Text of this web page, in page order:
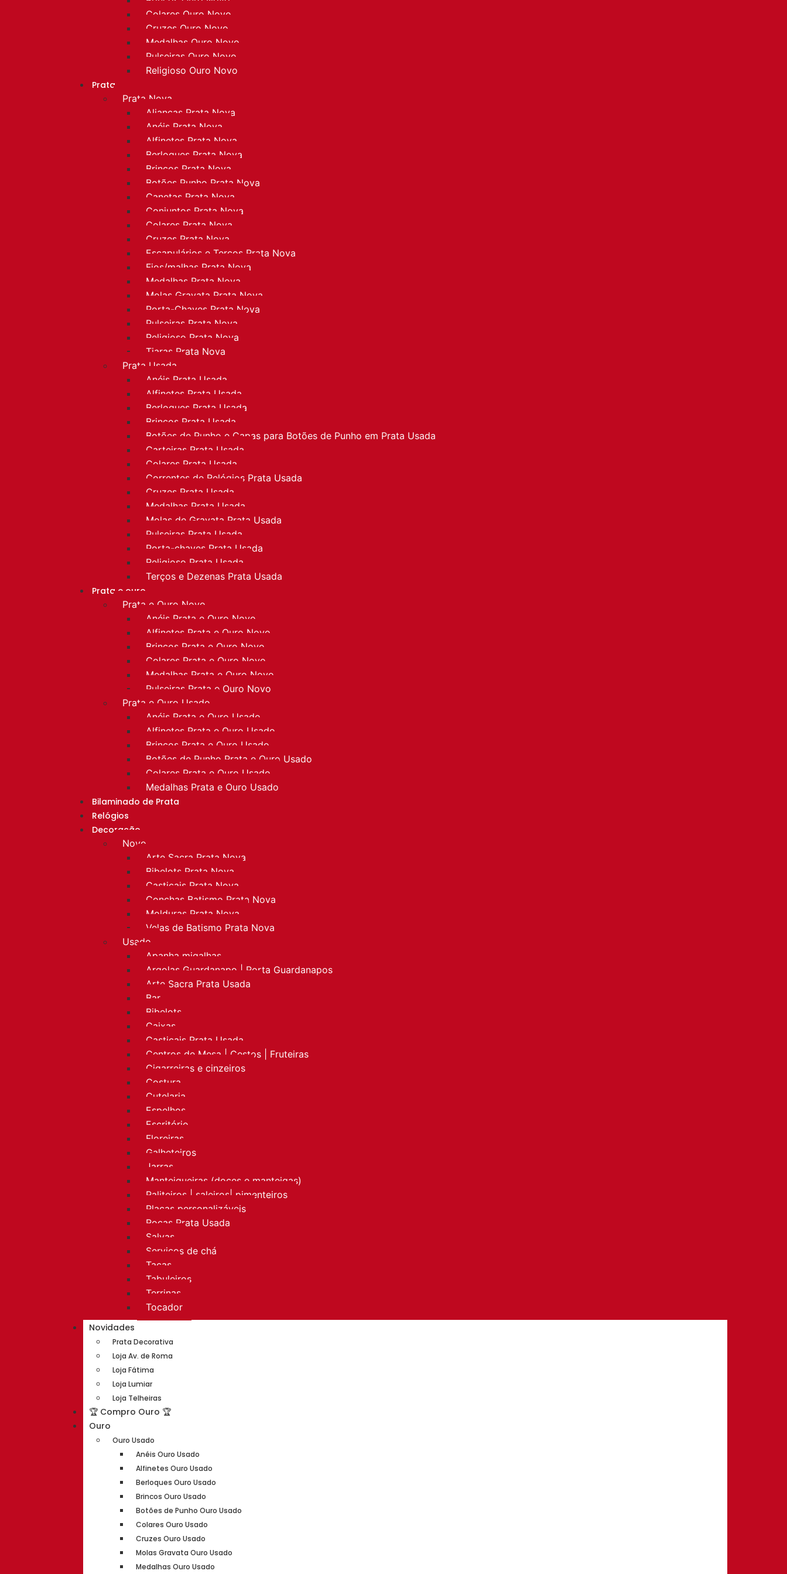
Colares Ouro Novo
Cruzes Ouro Novo
Medalhas Ouro Novo
Pulseiras Ouro Novo
Religioso Ouro Novo
Prata
Prata Nova
Alianças Prata Nova
Anéis Prata Nova
Alfinetes Prata Nova
Berloques Prata Nova
Brincos Prata Nova
Botões Punho Prata Nova
Canetas Prata Nova
Conjuntos Prata Nova
Colares Prata Nova
Cruzes Prata Nova
Escapulários e Terços Prata Nova
Fios/malhas Prata Nova
Medalhas Prata Nova
Molas Gravata Prata Nova
Porta-Chaves Prata Nova
Pulseiras Prata Nova
Religioso Prata Nova
Tiaras Prata Nova
Prata Usada
Anéis Prata Usada
Alfinetes Prata Usada
Berloques Prata Usada
Brincos Prata Usada
Botões de Punho e Capas para Botões de Punho em Prata Usada
Carteiras Prata Usada
Colares Prata Usada
Correntes de Relógios Prata Usada
Cruzes Prata Usada
Medalhas Prata Usada
Molas de Gravata Prata Usada
Pulseiras Prata Usada
Porta-chaves Prata Usada
Religioso Prata Usada
Terços e Dezenas Prata Usada
Prata e ouro
Prata e Ouro Novo
Anéis Prata e Ouro Novo
Alfinetes Prata e Ouro Novo
Brincos Prata e Ouro Novo
Colares Prata e Ouro Novo
Medalhas Prata e Ouro Novo
Pulseiras Prata e Ouro Novo
Prata e Ouro Usado
Anéis Prata e Ouro Usado
Alfinetes Prata e Ouro Usado
Brincos Prata e Ouro Usado
Botões de Punho Prata e Ouro Usado
Colares Prata e Ouro Usado
Medalhas Prata e Ouro Usado
Bilaminado de Prata
Relógios
Decoração
Novo
Arte Sacra Prata Nova
Bibelots Prata Nova
Castiçais Prata Nova
Conchas Batismo Prata Nova
Molduras Prata Nova
Velas de Batismo Prata Nova
Usado
Apanha migalhas
Argolas Guardanapo | Porta Guardanapos
Arte Sacra Prata Usada
Bar
Bibelots
Caixas
Castiçais Prata Usada
Centros de Mesa | Cestos | Fruteiras
Cigarreiras e cinzeiros
Costura
Cutelaria
Espelhos
Escritório
Floreiras
Galheteiros
Jarras
Manteigueiras (doces e manteigas)
Paliteiros | saleiros| pimenteiros
Placas personalizáveis
Rocas Prata Usada
Salvas
Serviços de chá
Taças
Tabuleiros
Terrinas
Tocador
Novidades
Prata Decorativa
Loja Av. de Roma
Loja Fátima
Loja Lumiar
Loja Telheiras
🏆 Compro Ouro 🏆
Ouro
Ouro Usado
Anéis Ouro Usado
Alfinetes Ouro Usado
Berloques Ouro Usado
Brincos Ouro Usado
Botões de Punho Ouro Usado
Colares Ouro Usado
Cruzes Ouro Usado
Molas Gravata Ouro Usado
Medalhas Ouro Usado